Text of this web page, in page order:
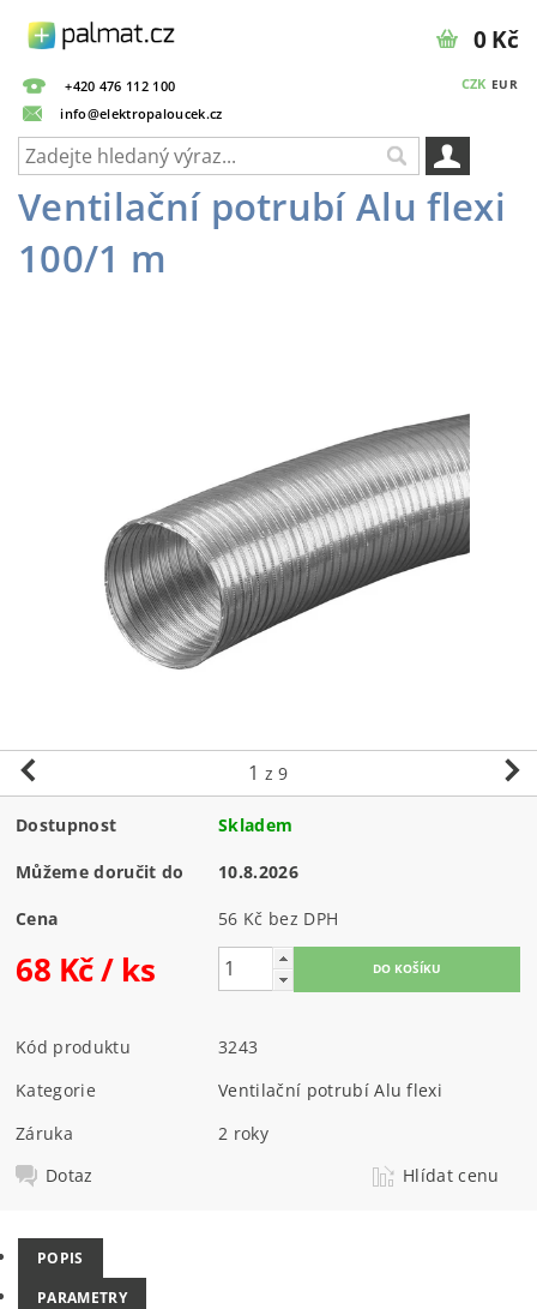
+420 476 112 100
info@elektropaloucek.cz
CZK EUR
0 Kč
Ventilační potrubí Alu flexi
100/1 m
1 z 9
Dostupnost Skladem
Můžeme doručit do 10.8.2026
Cena 56 Kč bez DPH
68 Kč/ ks
Kód produktu
3243
Kategorie
Ventilační potrubí Alu flexi
Záruka
2 roky
Dotaz
Hlídat cenu
POPIS
PARAMETRY